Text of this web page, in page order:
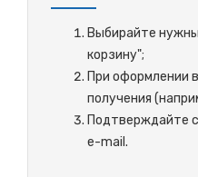
Выбирайте
корзину";
При оформлении
получения
Подтверждайте
e-